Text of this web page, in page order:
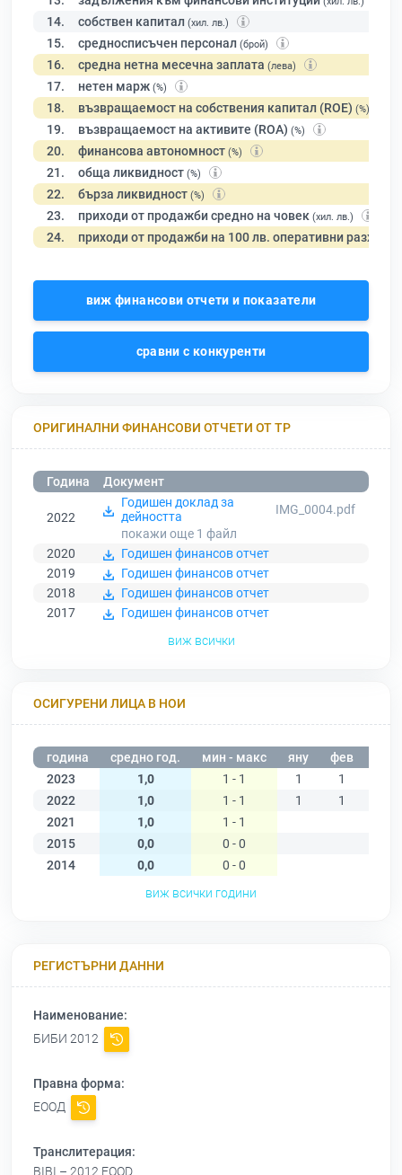
14. собствен капитал (хил. лв.)
15. средносписъчен персонал (брой)
16. средна нетна месечна заплата (лева)
17. нетен марж (%)
18. възвращаемост на собствения капитал (ROE) (%)
19. възвращаемост на активите (ROA) (%)
20. финансова автономност (%)
21. обща ликвидност (%)
22. бърза ликвидност (%)
23. приходи от продажби средно на човек (хил. лв.)
24. приходи от продажби на 100 лв. оперативни разходи
виж финансови отчети и показатели
сравни с конкуренти
ОРИГИНАЛНИ ФИНАНСОВИ ОТЧЕТИ ОТ ТР
Година Документ
2022
Годишен доклад за
дейността
IMG_0004.pdf
покажи още 1 файл
2020
Годишен финансов отчет
2019
Годишен финансов отчет
2018
Годишен финансов отчет
2017
Годишен финансов отчет
виж всички
ОСИГУРЕНИ ЛИЦА В НОИ
година средно год. мин - макс яну фев
2023
1,0 1 - 1 1
1
2022
1,0 1 - 1 1 1
2021
1,0
1 - 1
2015
0,0
0 - 0
2014
0,0
0 - 0
виж всички години
РЕГИСТЪРНИ ДАННИ
Наименование:
БИБИ 2012
Правна форма:
ЕООД
Транслитерация:
BIBI – 2012 EOOD